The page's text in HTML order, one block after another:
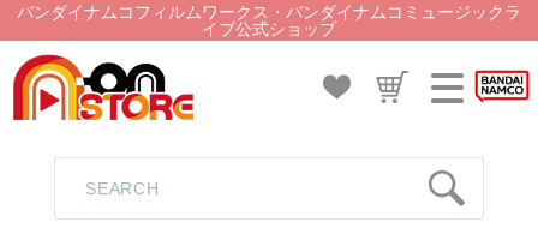
バンダイナムコフィルムワークス・バンダイナムコミュージックラ
イブ公式ショップ